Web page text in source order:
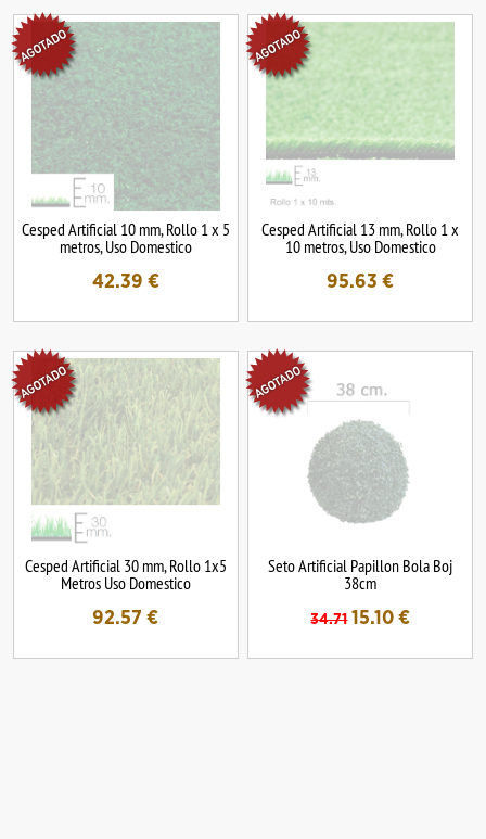
Cesped Artificial 10 mm, Rollo 1 x 5
metros, Uso Domestico
42.39 €
Cesped Artificial 13 mm, Rollo 1 x
10 metros, Uso Domestico
95.63 €
Cesped Artificial 30 mm, Rollo 1x5
Metros Uso Domestico
92.57 €
Seto Artificial Papillon Bola Boj
38cm
34.71 15.10 €